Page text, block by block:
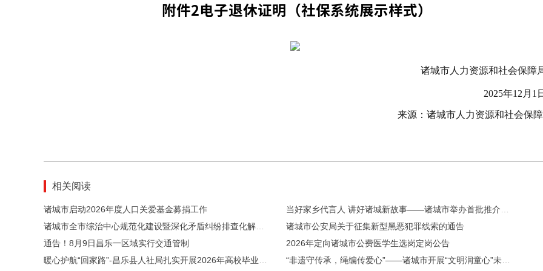
诸城市人力资源和社会保障
2025年12月1
来源：诸城市人力资源和社会保
相关阅读
诸城市启动2026年度人口关爱基金募捐工作
诸城市公安局关于征集新型黑恶犯罪线索的通告
通告！8月9日昌乐一区域实行交通管制
2026年定向诸城市公费医学生选岗定岗公告